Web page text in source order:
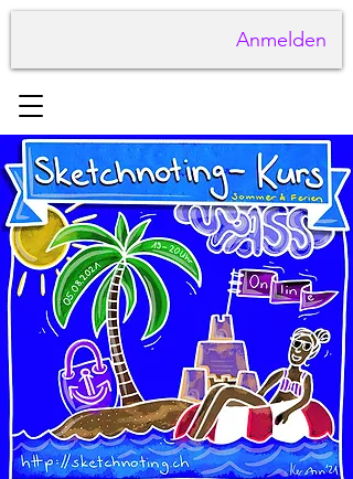
Anmelden